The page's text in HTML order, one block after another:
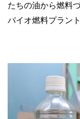
たちの油から燃料
バイオ燃料プラン